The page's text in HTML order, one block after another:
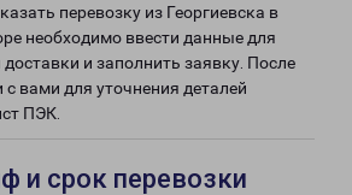
перевозку из Георгиевска в
необходимо ввести данные для
и заполнить заявку. После
вами для уточнения деталей
ПЭК.
и срок перевозки